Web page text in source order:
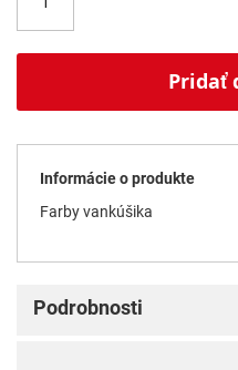
Pridať
Informácie o produkte
Farby vankúšika
Podrobnosti